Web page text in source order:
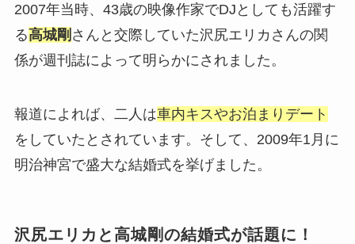
2007年当時、43歳の映像作家でDJとしても活躍す
る高城剛 さんと交際していた沢尻エリカさんの関
係が週刊誌によって明らかにされました。
報道によれば、二人は車内キスやお泊まりデート
をしていたとされています。そして、2009年1月に
明治神宮で盛大な結婚式を挙げました。
沢尻エリカと高城剛の結婚式が話題に！